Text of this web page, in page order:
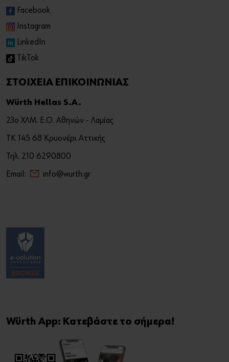
Facebook
Instagram
LinkedIn
TikTok
ΣΤΟΙΧΕΙΑ ΕΠΙΚΟΙΝΩΝΙΑΣ
Würth Hellas S.A.
23ο ΧΛΜ. Ε.Ο. Αθηνών - Λαμίας
ΤΚ 145 68 Κρυονέρι Αττικής
Τηλ. 210 6290800
Email: info@wurth.gr
Würth App: Κατεβάστε το σήμερα!